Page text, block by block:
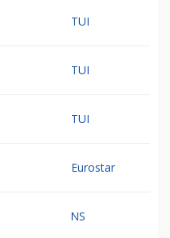
TUI
TUI
TUI
Eurostar
NS